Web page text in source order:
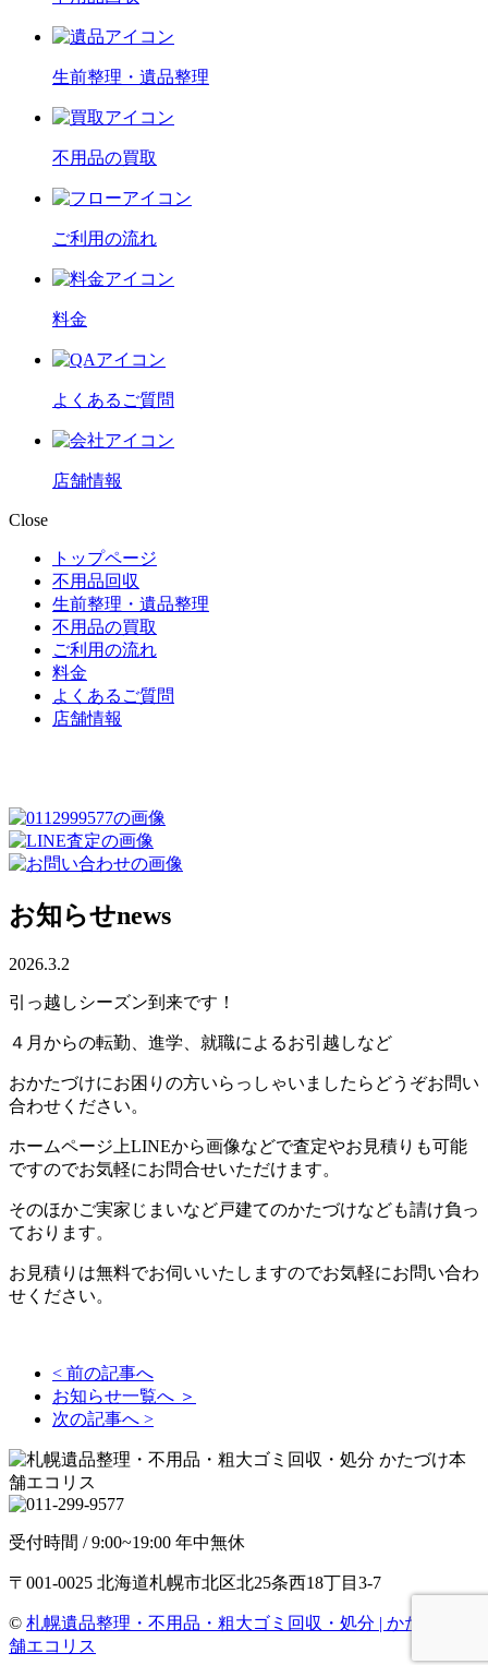
生前整理・遺品整理
不用品の買取
ご利用の流れ
料金
よくあるご質問
店舗情報
Close
トップページ
不用品回収
生前整理・遺品整理
不用品の買取
ご利用の流れ
料金
よくあるご質問
店舗情報
お知らせnews
2026.3.2
引っ越しシーズン到来です！
４月からの転勤、進学、就職によるお引越しなど
おかたづけにお困りの方いらっしゃいましたらどうぞお問い
合わせください。
ホームページ上LINEから画像などで査定やお見積りも可能
ですのでお気軽にお問合せいただけます。
そのほかご実家じまいなど戸建てのかたづけなども請け負っ
ております。
お見積りは無料でお伺いいたしますのでお気軽にお問い合わ
せください。
< 前の記事へ
お知らせ一覧へ ＞
次の記事へ >
受付時間 / 9:00~19:00 年中無休
〒001-0025 北海道札幌市北区北25条西18丁目3-7
© 札幌遺品整理・不用品・粗大ゴミ回収・処分 | かたづけ本
舗エコリス